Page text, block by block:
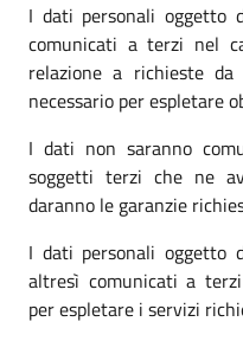
I dati personali oggetto
comunicati a terzi nel
relazione a richieste
necessario per espletare
I dati non saranno
soggetti terzi che ne
daranno le garanzie
I dati personali oggetto
altresì comunicati a
per espletare i servizi